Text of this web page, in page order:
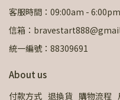
客服時間：09:00am - 6:00pm
信箱：
統一編號：88309691
About us
付款方式 退換貨 購物流程